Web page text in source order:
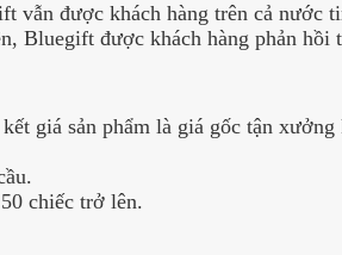
vẫn được khách hàng trên cả
Bluegift được khách hàng phản
giá sản phẩm là giá gốc tận
chiếc trở lên.